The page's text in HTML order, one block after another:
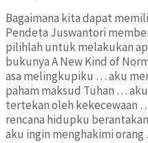
Bagaimana kita dapat
Pendeta Juswantori
pilihlah untuk melakukan
bukunya A New Kind of
asa melingkupiku … aku
paham maksud Tuhan …
tertekan oleh kekecewaan
rencana hidupku
aku ingin menghakimi